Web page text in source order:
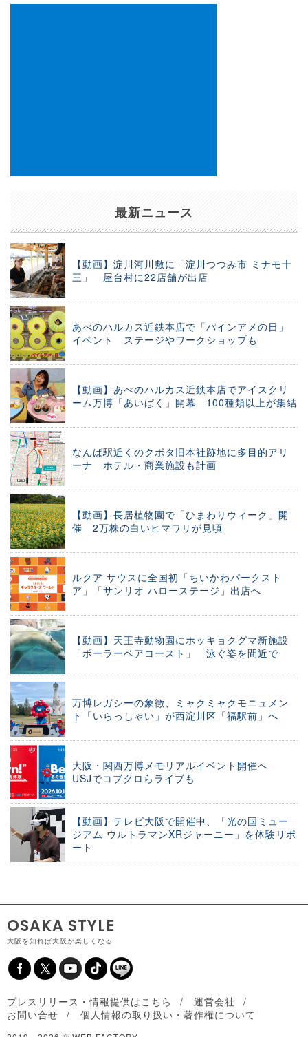
最新ニュース
【動画】淀川河川敷に「淀川つつみ市 ミナモ十
三」 屋台村に22店舗が出店
あべのハルカス近鉄本店で「パインアメの日」
イベント ステージやワークショップも
【動画】あべのハルカス近鉄本店でアイスクリ
ーム万博「あいぱく」開幕 100種類以上が集結
なんば駅近くのクボタ旧本社跡地に多目的アリ
ーナ ホテル・商業施設も計画
【動画】長居植物園で「ひまわりウィーク」開
催 2万株の白いヒマワリが見頃
ルクア サウスに全国初「ちいかわパークスト
ア」「サンリオ ハローステージ」出店へ
【動画】天王寺動物園にホッキョクグマ新施設
「ポーラーベアコースト」 泳ぐ姿を間近で
万博レガシーの象徴、ミャクミャクモニュメン
ト「いらっしゃい」が西淀川区「福駅前」へ
大阪・関西万博メモリアルイベント開催へ
USJでコブクロらライブも
【動画】テレビ大阪で開催中、「光の国ミュー
ジアム ウルトラマンXRジャーニー」を体験リポ
ート
OSAKA STYLE
大阪を知れば大阪が楽しくなる
プレスリリース・情報提供はこちら
運営会社
お問い合せ
個人情報の取り扱い・著作権について